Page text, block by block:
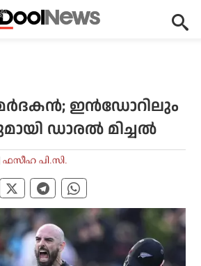
ഇന്‍ഡോറിലും
ഡാരല്‍ മിച്ചല്‍
ഫസീഹ പി.സി.